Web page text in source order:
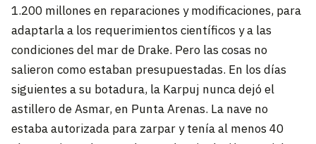
1.200 millones en reparaciones y modificaciones, para
adaptarla a los requerimientos científicos y a las
condiciones del mar de Drake. Pero las cosas no
salieron como estaban presupuestadas. En los días
siguientes a su botadura, la Karpuj nunca dejó el
astillero de Asmar, en Punta Arenas. La nave no
estaba autorizada para zarpar y tenía al menos 40